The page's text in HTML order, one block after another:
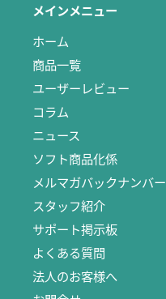
メインメニュー
ホーム
商品一覧
ユーザーレビュー
コラム
ニュース
ソフト商品化係
メルマガバックナンバー
スタッフ紹介
サポート掲示板
よくある質問
法人のお客様へ